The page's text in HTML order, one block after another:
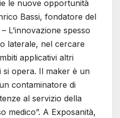
le nuove opportunità
Bassi, fondatore del
L’innovazione spesso
laterale, nel cercare
applicativi altri
si opera. Il maker è un
contaminatore di
al servizio della
medico”. A Exposanità,